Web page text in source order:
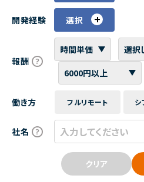
開発経験 選択
報酬
働き方 フルリモート シ
社名
クリア